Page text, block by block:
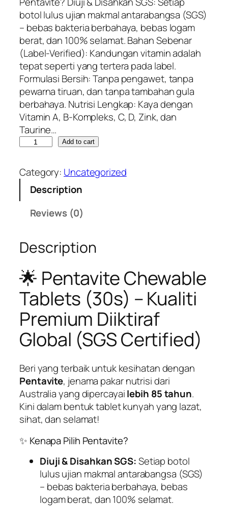
r
i
c
e
w
a
s
:
$
1
.
0
0
i
c
e
i
s
:
$
6
9
0
.
botol lulus ujian makmal antarabangsa (SGS)
– bebas bakteria berbahaya, bebas logam
berat, dan 100% selamat. Bahan Sebenar
(Label-Verified): Kandungan vitamin adalah
tepat seperti yang tertera pada label.
Formulasi Bersih: Tanpa pengawet, tanpa
pewarna tiruan, dan tanpa tambahan gula
berbahaya. Nutrisi Lengkap: Kaya dengan
Vitamin A, B-Kompleks, C, D, Zink, dan
Taurine…
T
I
A
W
O
M
E
N
S
P
A
K
P
.
W
q
u
a
Add to cart
Category: Uncategorized
Description
Reviews (0)
Description
🌟 Pentavite Chewable
Tablets (30s) – Kualiti
Premium Diiktiraf
Global (SGS Certified)
Beri yang terbaik untuk kesihatan dengan
Pentavite, jenama pakar nutrisi dari
Australia yang dipercayailebih 85 tahun.
Kini dalam bentuk tablet kunyah yang lazat,
sihat, dan selamat!
✨ Kenapa Pilih Pentavite?
Diuji & Disahkan SGS:Setiap botol
lulus ujian makmal antarabangsa (SGS)
– bebas bakteria berbahaya, bebas
logam berat, dan 100% selamat.